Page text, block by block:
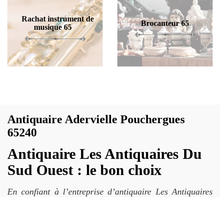
Rachat instrument de
musique 65
Brocanteur 65
Antiquaire Adervielle Pouchergues
65240
Antiquaire Les Antiquaires Du
Sud Ouest : le bon choix
En confiant à l’entreprise d’antiquaire Les Antiquaires